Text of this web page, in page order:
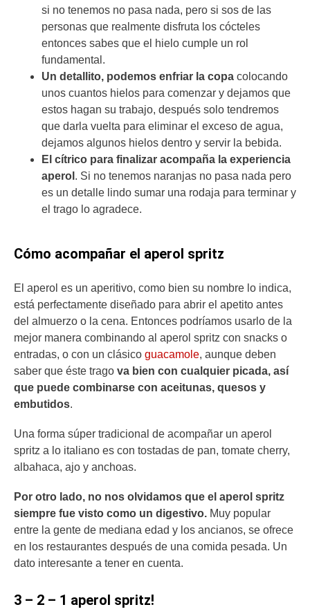
si no tenemos no pasa nada, pero si sos de las
personas que realmente disfruta los cócteles
entonces sabes que el hielo cumple un rol
fundamental.
Un detallito, podemos enfriar la copa colocando
unos cuantos hielos para comenzar y dejamos que
estos hagan su trabajo, después solo tendremos
que darla vuelta para eliminar el exceso de agua,
dejamos algunos hielos dentro y servir la bebida.
El cítrico para finalizar acompaña la experiencia
aperol . Si no tenemos naranjas no pasa nada pero
es un detalle lindo sumar una rodaja para terminar y
el trago lo agradece.
Cómo acompañar el aperol spritz
El aperol es un aperitivo, como bien su nombre lo indica,
está perfectamente diseñado para abrir el apetito antes
del almuerzo o la cena. Entonces podríamos usarlo de la
mejor manera combinando al aperol spritz con snacks o
entradas, o con un clásico guacamole, aunque deben
saber que éste trago va bien con cualquier picada, así
que puede combinarse con aceitunas, quesos y
embutidos.
Una forma súper tradicional de acompañar un aperol
spritz a lo italiano es con tostadas de pan, tomate cherry,
albahaca, ajo y anchoas.
Por otro lado, no nos olvidamos que el aperol spritz
siempre fue visto como un digestivo. Muy popular
entre la gente de mediana edad y los ancianos, se ofrece
en los restaurantes después de una comida pesada. Un
dato interesante a tener en cuenta.
3 – 2 – 1 aperol spritz!